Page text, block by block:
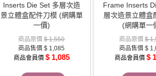
Inserts Die Set 多層次造
景立體盒配件刀模 (網購單
一價)
商品原價 $ 1,550
商品售價 $ 1,085
商品會員價 $ 1,085
Frame Inserts
層次造景立體盒
(網購單一
商品原價 $
商品售價 $
商品會員價 $